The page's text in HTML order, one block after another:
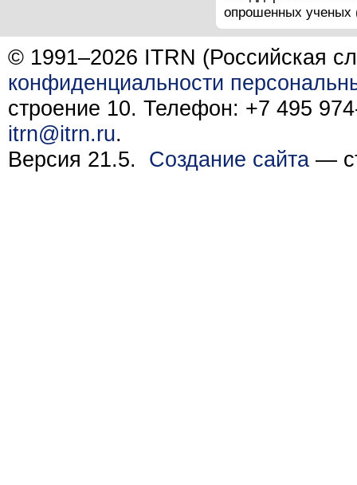
опрошенных ученых
© 1991–2026 ITRN (Российская
конфиденциальности
строение 10. Телефон: +7 495
itrn@itrn.ru.
Версия 21.5. Создание сайта —